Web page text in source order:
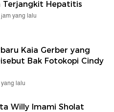
Terjangkit Hepatitis
jam yang lalu
Kaia Gerber yang
Bak Fotokopi Cindy
lalu
Willy Imami Sholat